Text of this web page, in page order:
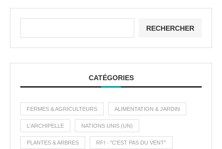
RECHERCHER
CATÉGORIES
FERMES & AGRICULTEURS ALIMENTATION & JARDIN
L'ARCHIPELLE NATIONS UNIS (UN)
PLANTES & ARBRES RFI - "C'EST PAS DU VENT"